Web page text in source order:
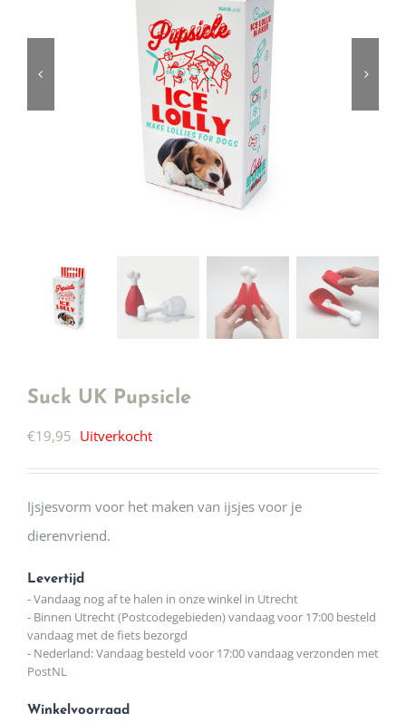
Suck UK Pupsicle
€19,95 Uitverkocht
Ijsjesvorm voor het maken van ijsjes voor je
dierenvriend.
Levertijd
- Vandaag nog af te halen in onze winkel in Utrecht
- Binnen Utrecht (Postcodegebieden) vandaag voor 17:00 besteld
vandaag met de fiets bezorgd
- Nederland: Vandaag besteld voor 17:00 vandaag verzonden met
PostNL
Winkelvoorraad